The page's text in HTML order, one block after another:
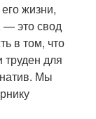
жизни,
— это свод
в том, что
для
Мы